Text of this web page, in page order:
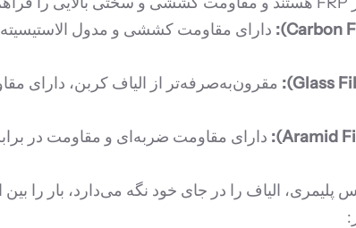
دارای مقاومت کششی و مدول الاستیسیته
مقرون‌به‌صرفه‌تر از الیاف کربن، دارای
دارای مقاومت ضربه‌ای و مقاومت در
پلیمری، الیاف را در جای خود نگه می‌دارد، بار را